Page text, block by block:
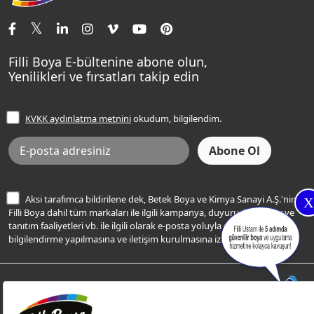
X
Tavan Boyaları
Ev Bakım ve Hobi Boyaları
Yatak Odası Renkleri
Sentomaxx Sentetik Boya
Sentomaxx İpeksi Mat
Momento Life
Şampanya Rengi
Açık Mavi Rengi
Frezya Rengi
İletişim Bilgilerimiz
Renk Danışma
Filli Ustam
Sıkça Sorulan Sorular
Ücretsiz Yalıtım Keşif Hizmeti
Bilgi Toplumu Hizmetleri
İnternet Sitesi Kullanım Koşulları
KVKK Talep Formu
KVKK Aydınlatma Metni
Filli Boya E-bültenine abone olun,
Yenilikleri ve fırsatları takip edin
KVKK aydınlatma metniniokudum, bilgilendim.
Aksi tarafımca bildirilene dek, Betek Boya ve Kimya Sanayi A.Ş.'nin
Filli Boya dahil tüm markaları ile ilgili kampanya, duyuru, hizmetler ve
tanıtım faaliyetleri vb. ile ilgili olarak e-posta yoluyla şahsıma
bilgilendirme yapılmasına ve iletişim kurulmasına izin veriyorum.